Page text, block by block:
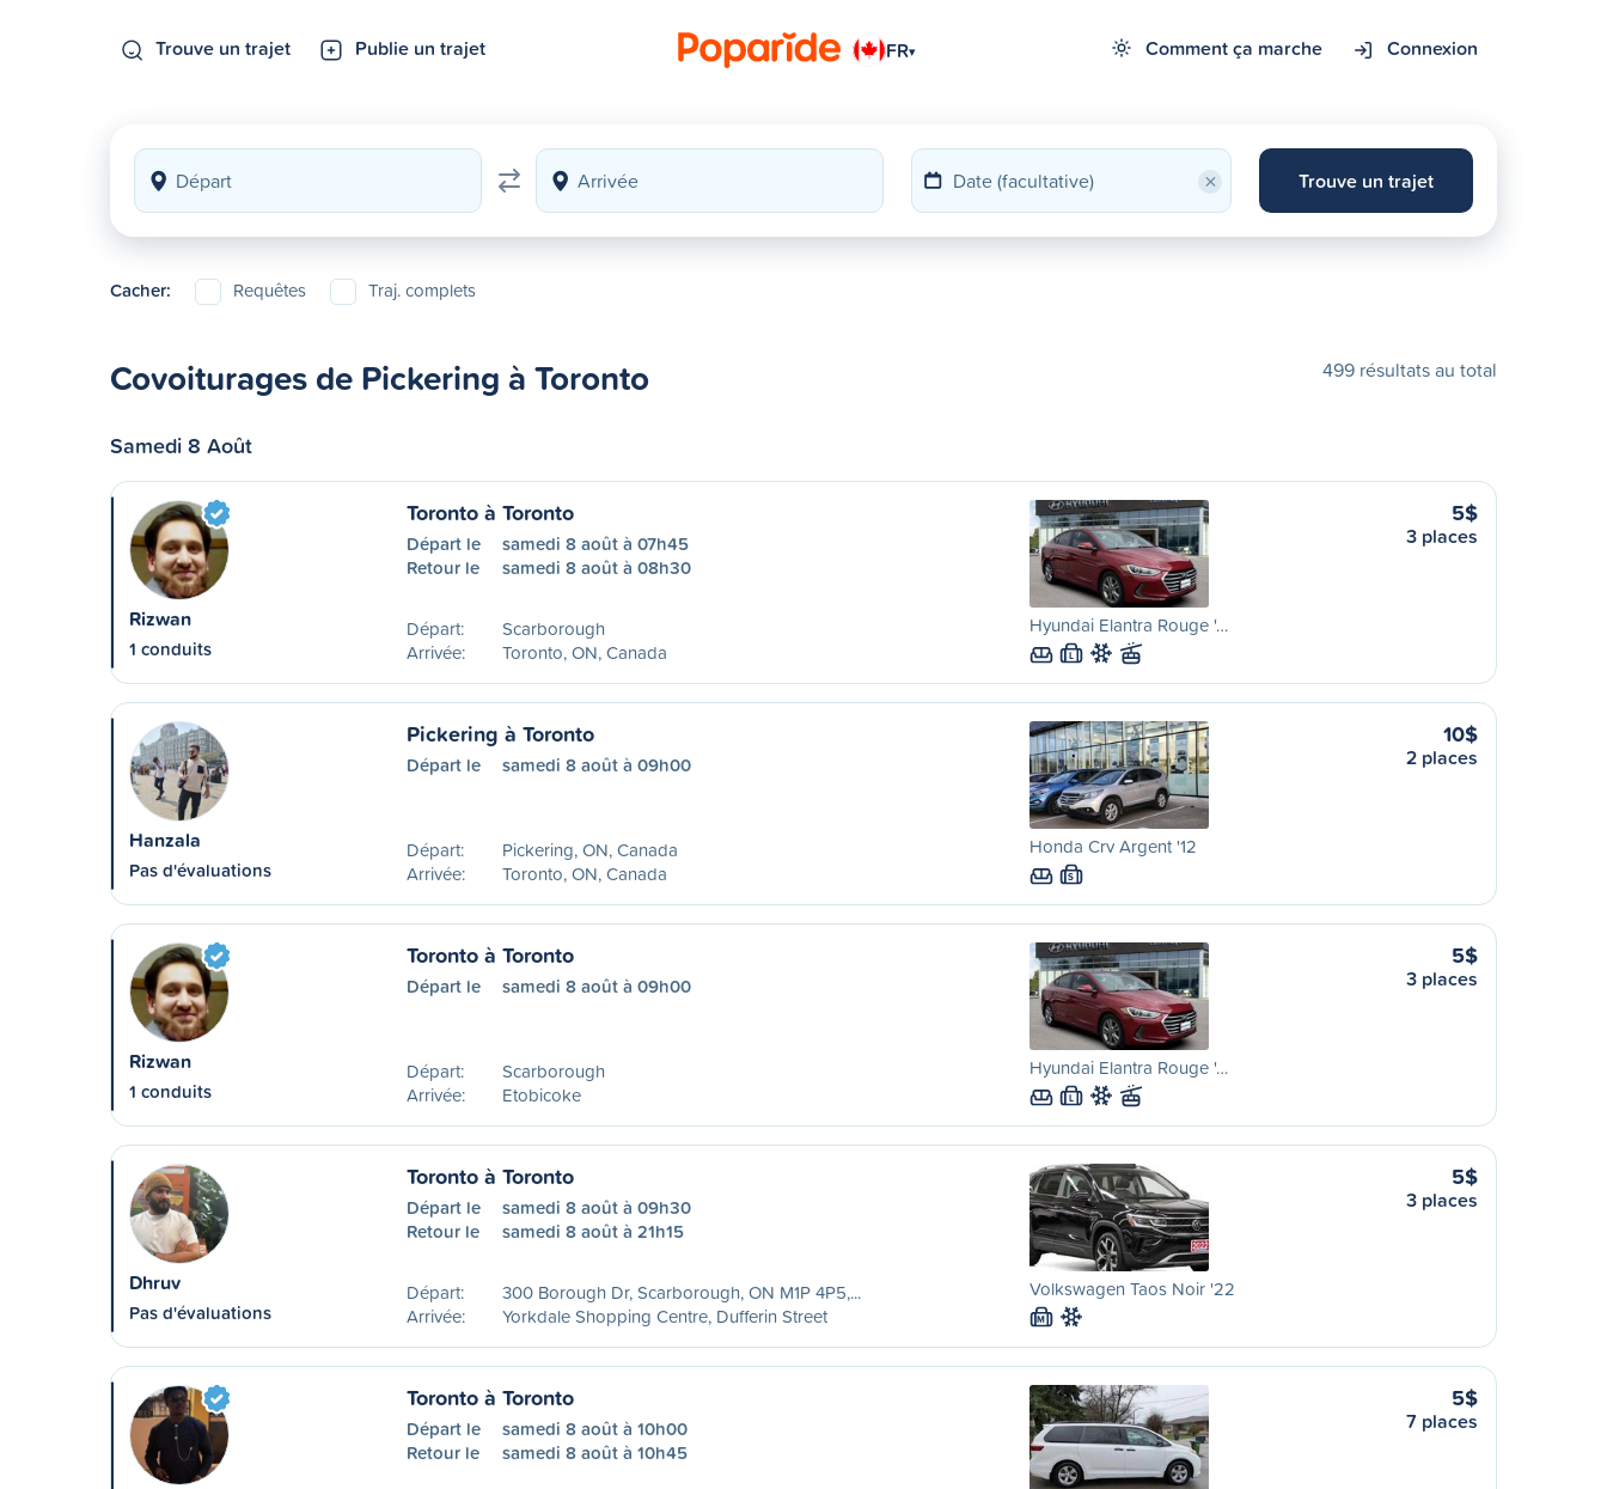
Trouve un trajet Publie un trajet FR▾ Comment ça marche Connexion
× Trouve un trajet
Cacher: Requêtes Traj. complets
Covoiturages de Pickering à Toronto 499 résultats au total
Samedi 8 Août
Rizwan
1 conduits
Toronto à Toronto
Départ le
samedi 8 août à 07h45
Retour le
samedi 8 août à 08h30
Départ:
Scarborough
Arrivée:
Toronto, ON, Canada
Hyundai Elantra Rouge '…
L
5$
3 places
Hanzala
Pas d'évaluations
Pickering à Toronto
Départ le samedi 8 août à 09h00
Départ:
Pickering, ON, Canada
Arrivée:
Toronto, ON, Canada
Honda Crv Argent '12
S
10$
2 places
Rizwan
1 conduits
Toronto à Toronto
Départ le samedi 8 août à 09h00
Départ:
Scarborough
Arrivée:
Etobicoke
Hyundai Elantra Rouge '…
L
5$
3 places
Dhruv
Pas d'évaluations
Toronto à Toronto
Départ le
samedi 8 août à 09h30
Retour le
samedi 8 août à 21h15
Départ:
300 Borough Dr, Scarborough, ON M1P 4P5,...
Arrivée:
Yorkdale Shopping Centre, Dufferin Street
Volkswagen Taos Noir '22
M
5$
3 places
Toronto à Toronto
Départ le
samedi 8 août à 10h00
Retour le
samedi 8 août à 10h45
5$
7 places